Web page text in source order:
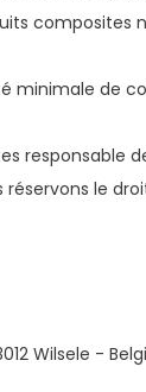
minimale de
responsable
le
Wilsele -